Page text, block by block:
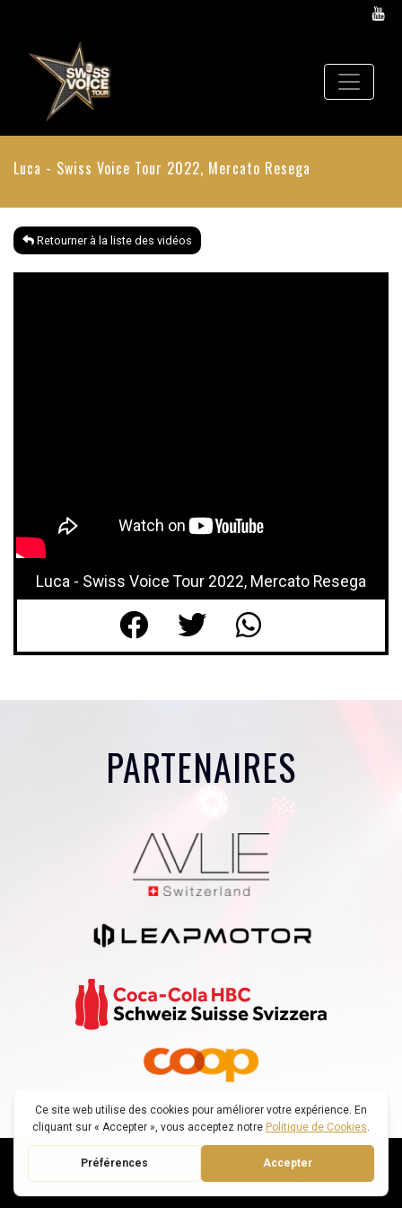
Luca - Swiss Voice Tour 2022, Mercato Resega
Retourner à la liste des vidéos
Luca - Swiss Voice Tour 2022, Mercato Resega
PARTENAIRES
© SWISS VOICE TOUR |POLITIQUE DE CONFIDENTIALITÉ|DECONNEXION
CRÉÉ PAR : SMARTFOX